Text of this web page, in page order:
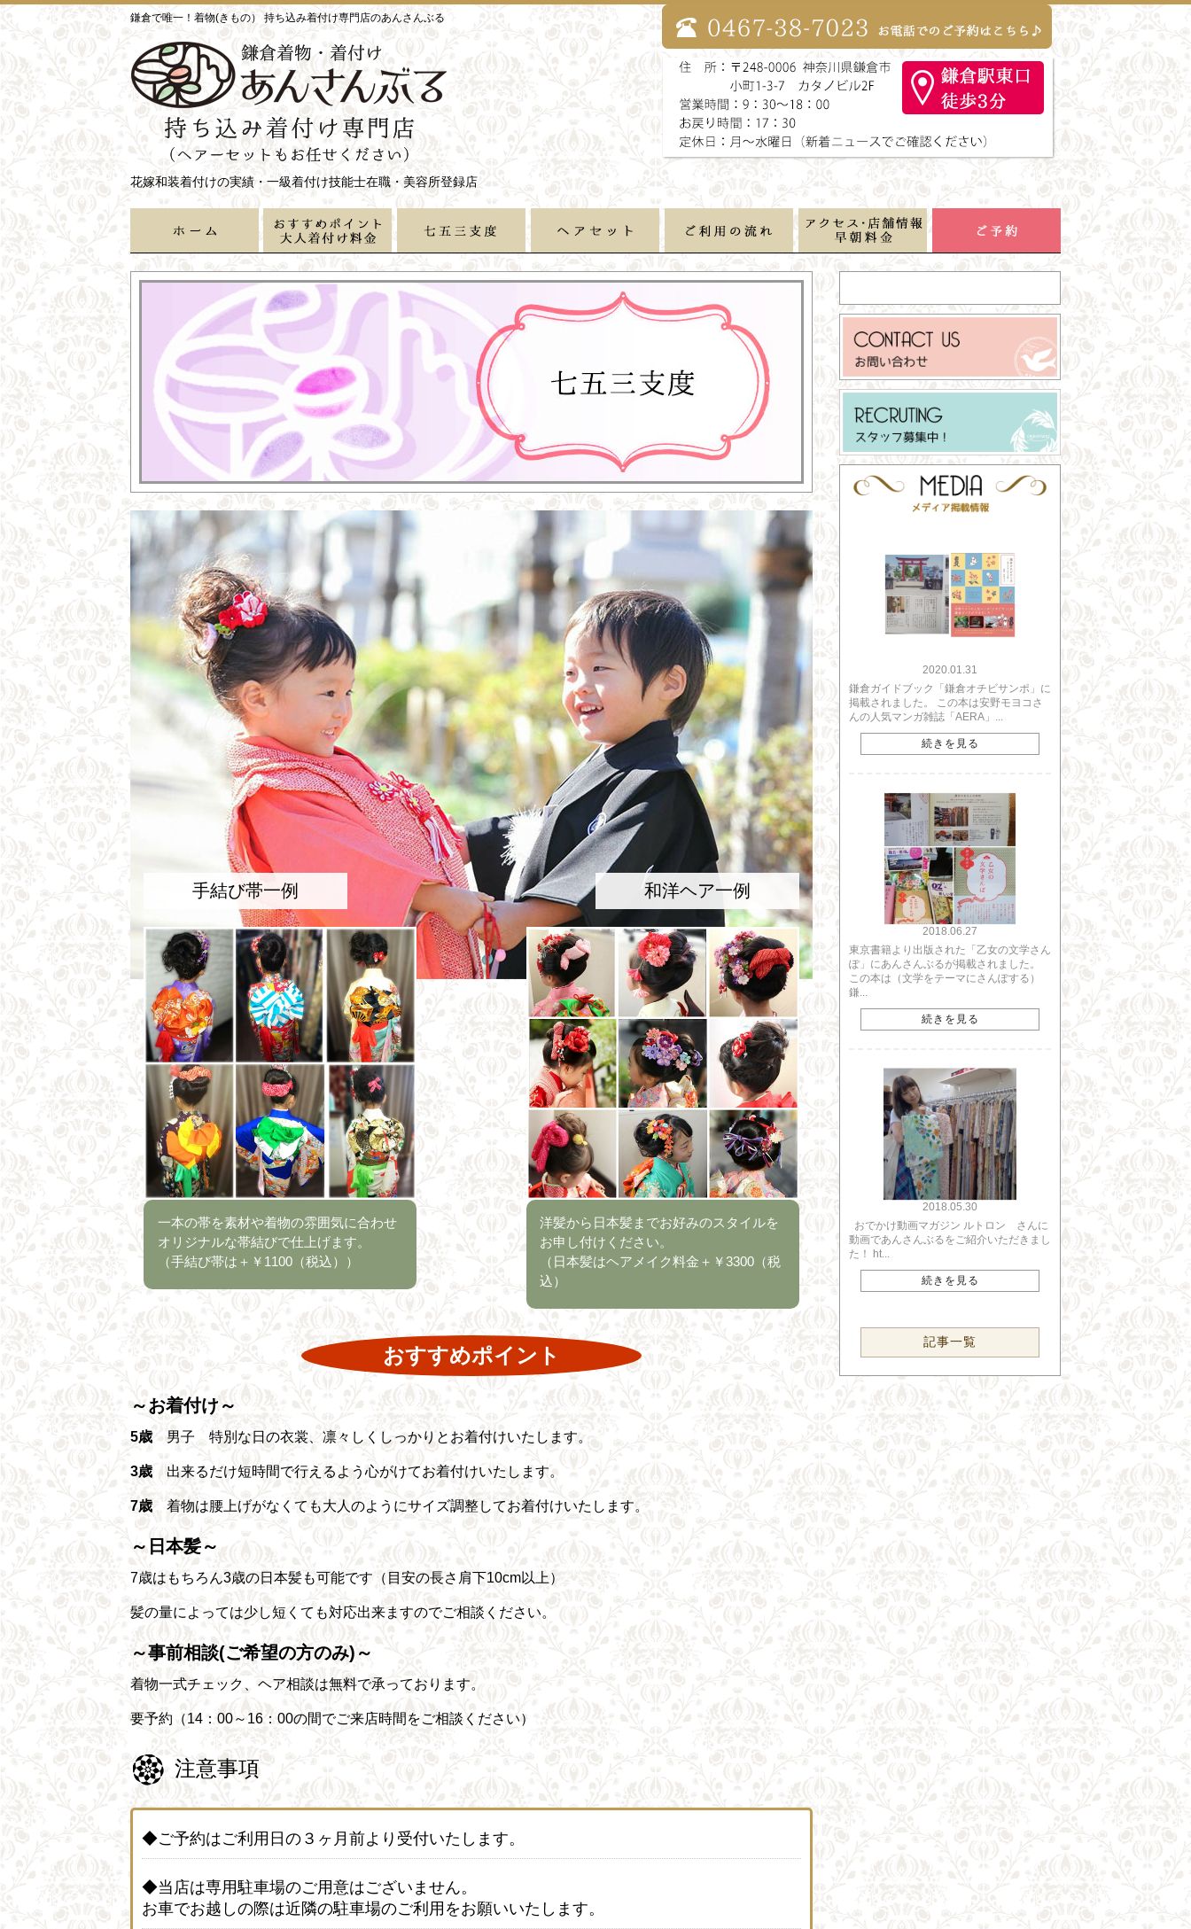
鎌倉で唯一！着物(きもの） 持ち込み着付け専門店のあんさんぶる
花嫁和装着付けの実績・一級着付け技能士在職・美容所登録店
手結び帯一例
一本の帯を素材や着物の雰囲気に合わせ
オリジナルな帯結びで仕上げます。
（手結び帯は＋￥1100（税込））
和洋ヘア一例
洋髪から日本髪までお好みのスタイルを
お申し付けください。
（日本髪はヘアメイク料金＋￥3300（税
込）
おすすめポイント
～お着付け～
5歳男子 特別な日の衣裳、凛々しくしっかりとお着付けいたします。
3歳 出来るだけ短時間で行えるよう心がけてお着付けいたします。
7歳 着物は腰上げがなくても大人のようにサイズ調整してお着付けいたします。
～日本髪～
7歳はもちろん3歳の日本髪も可能です（目安の長さ肩下10cm以上）
髪の量によっては少し短くても対応出来ますのでご相談ください。
～事前相談(ご希望の方のみ)～
着物一式チェック、ヘア相談は無料で承っております。
要予約（14：00～16：00の間でご来店時間をご相談ください）
注意事項
◆ご予約はご利用日の３ヶ月前より受付いたします。
◆当店は専用駐車場のご用意はございません。
お車でお越しの際は近隣の駐車場のご利用をお願いいたします。
2020.01.31
鎌倉ガイドブック「鎌倉オチビサンポ」に
掲載されました。 この本は安野モヨコさ
んの人気マンガ雑誌「AERA」...
続きを見る
2018.06.27
東京書籍より出版された「乙女の文学さん
ぽ」にあんさんぶるが掲載されました。
この本は（文学をテーマにさんぽする）
鎌...
続きを見る
2018.05.30
おでかけ動画マガジン ルトロン さんに
動画であんさんぶるをご紹介いただきまし
た！ ht...
続きを見る
記事一覧